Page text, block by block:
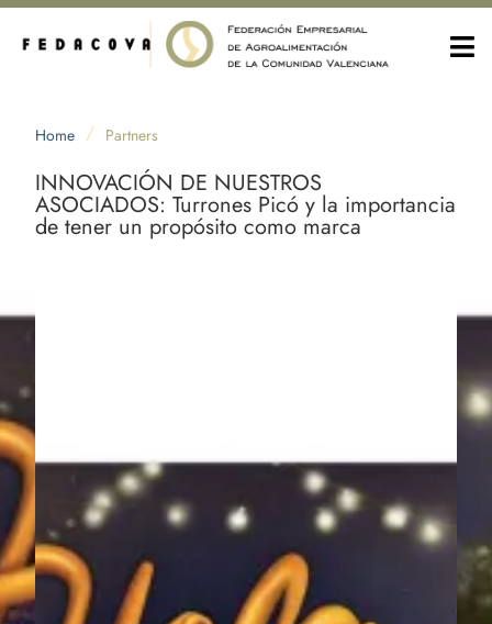
Home / Partners
INNOVACIÓN DE NUESTROS
ASOCIADOS: Turrones Picó y la importancia
de tener un propósito como marca